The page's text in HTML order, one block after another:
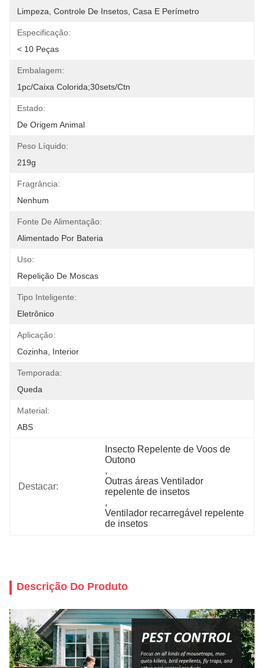
Limpeza, Controle De Insetos, Casa E Perímetro
Especificação:
< 10 Peças
Embalagem:
1pc/caixa Colorida;30sets/ctn
Estado:
De Origem Animal
Peso Líquido:
219g
Fragrância:
Nenhum
Fonte De Alimentação:
Alimentado Por Bateria
Uso:
Repelição De Moscas
Tipo Inteligente:
Eletrônico
Aplicação:
Cozinha, Interior
Temporada:
Queda
Material:
ABS
Destacar:
Insecto Repelente de Voos de
Outono
,
Outras áreas Ventilador
repelente de insetos
,
Ventilador recarregável repelente
de insetos
Descrição Do Produto